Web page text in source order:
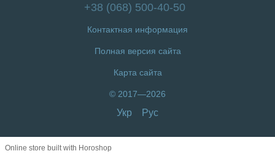
+38 (068) 500-40-50
Контактная информация
Полная версия сайта
Карта сайта
© 2017—2026
Укр Рус
Online store built with Horoshop